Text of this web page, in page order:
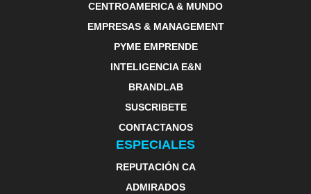
CENTROAMERICA & MUNDO
EMPRESAS & MANAGEMENT
PYME EMPRENDE
INTELIGENCIA E&N
BRANDLAB
SUSCRIBETE
CONTACTANOS
ESPECIALES
REPUTACIÓN CA
ADMIRADOS